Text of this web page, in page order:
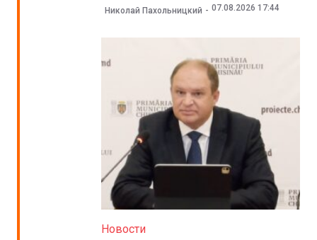
Николай Пахольницкий 07.08.2026 17:44
Новости